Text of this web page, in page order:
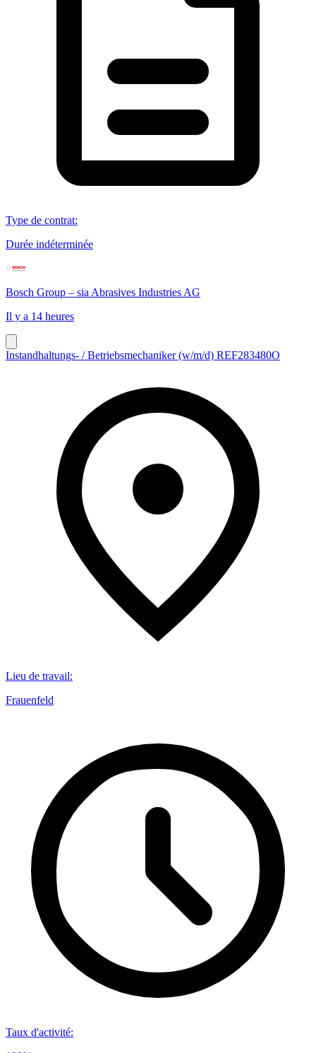
Type de contrat:
Durée indéterminée
Bosch Group – sia Abrasives Industries AG
Il y a 14 heures
Instandhaltungs- / Betriebsmechaniker (w/m/d) REF283480O
Lieu de travail:
Frauenfeld
Taux d'activité: